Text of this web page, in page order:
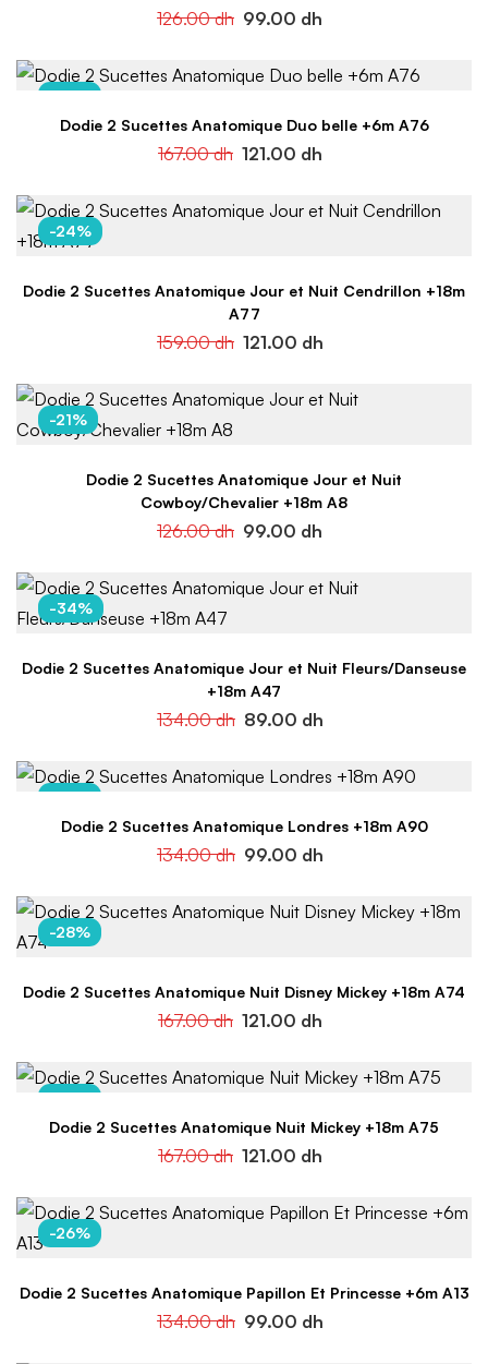
126.00dh 99.00 dh
-28%
Dodie 2 Sucettes Anatomique Duo belle +6m A76
167.00dh 121.00 dh
-24%
Dodie 2 Sucettes Anatomique Jour et Nuit Cendrillon +18m
A77
159.00dh 121.00 dh
-21%
Dodie 2 Sucettes Anatomique Jour et Nuit
Cowboy/Chevalier +18m A8
126.00dh 99.00 dh
-34%
Dodie 2 Sucettes Anatomique Jour et Nuit Fleurs/Danseuse
+18m A47
134.00dh 89.00 dh
-26%
Dodie 2 Sucettes Anatomique Londres +18m A90
134.00dh 99.00 dh
-28%
Dodie 2 Sucettes Anatomique Nuit Disney Mickey +18m A74
167.00dh 121.00 dh
-28%
Dodie 2 Sucettes Anatomique Nuit Mickey +18m A75
167.00dh 121.00 dh
-26%
Dodie 2 Sucettes Anatomique Papillon Et Princesse +6m A13
134.00dh 99.00 dh